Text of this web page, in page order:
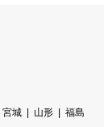
宮城 山形
福島